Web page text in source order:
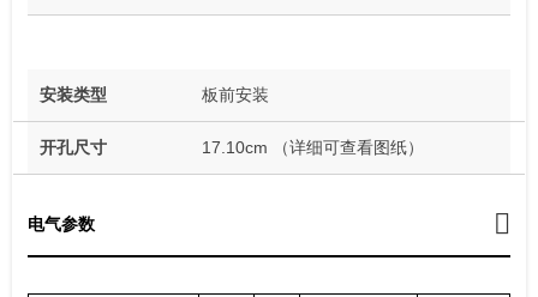
安装类型 板前安装
开孔尺寸 17.10cm （详细可查看图纸）
电气参数